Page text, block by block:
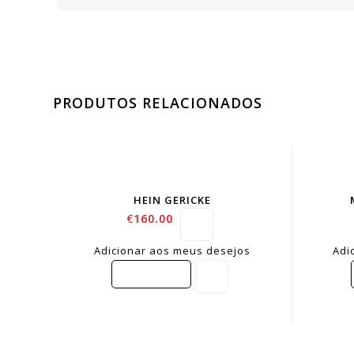
PRODUTOS RELACIONADOS
HEIN GERICKE
€160.00
Adicionar aos meus desejos